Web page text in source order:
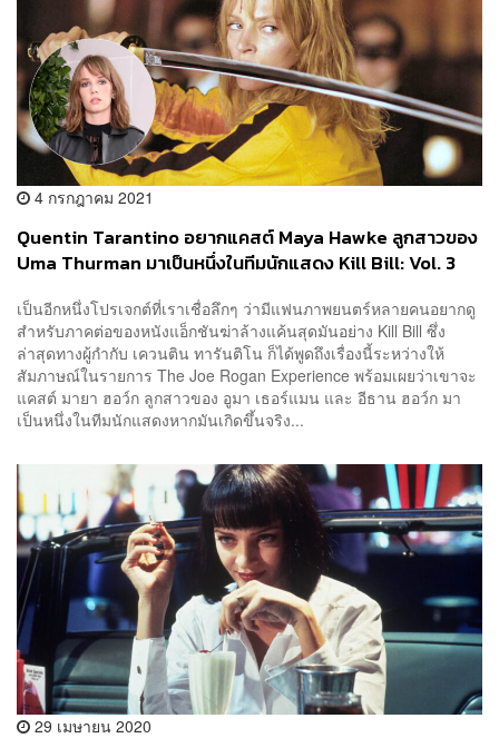
4 กรกฎาคม 2021
Quentin Tarantino อยากแคสต์ Maya Hawke ลูกสาวของ
Uma Thurman มาเป็นหนึ่งในทีมนักแสดง Kill Bill: Vol. 3
เป็นอีกหนึ่งโปรเจกต์ที่เราเชื่อลึกๆ ว่ามีแฟนภาพยนตร์หลายคนอยากดู
สำหรับภาคต่อของหนังแอ็กชันฆ่าล้างแค้นสุดมันอย่าง Kill Bill ซึ่ง
ล่าสุดทางผู้กำกับ เควนติน ทารันติโน ก็ได้พูดถึงเรื่องนี้ระหว่างให้
สัมภาษณ์ในรายการ The Joe Rogan Experience พร้อมเผยว่าเขาจะ
แคสต์ มายา ฮอว์ก ลูกสาวของ อูมา เธอร์แมน และ อีธาน ฮอว์ก มา
เป็นหนึ่งในทีมนักแสดงหากมันเกิดขึ้นจริง...
29 เมษายน 2020